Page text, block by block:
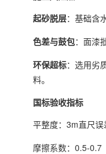
起砂脱层：基础含
色差与鼓包：面漆
环保超标：选用劣
料。
国标验收指标
平整度：3m直尺误
摩擦系数：0.5-0.7